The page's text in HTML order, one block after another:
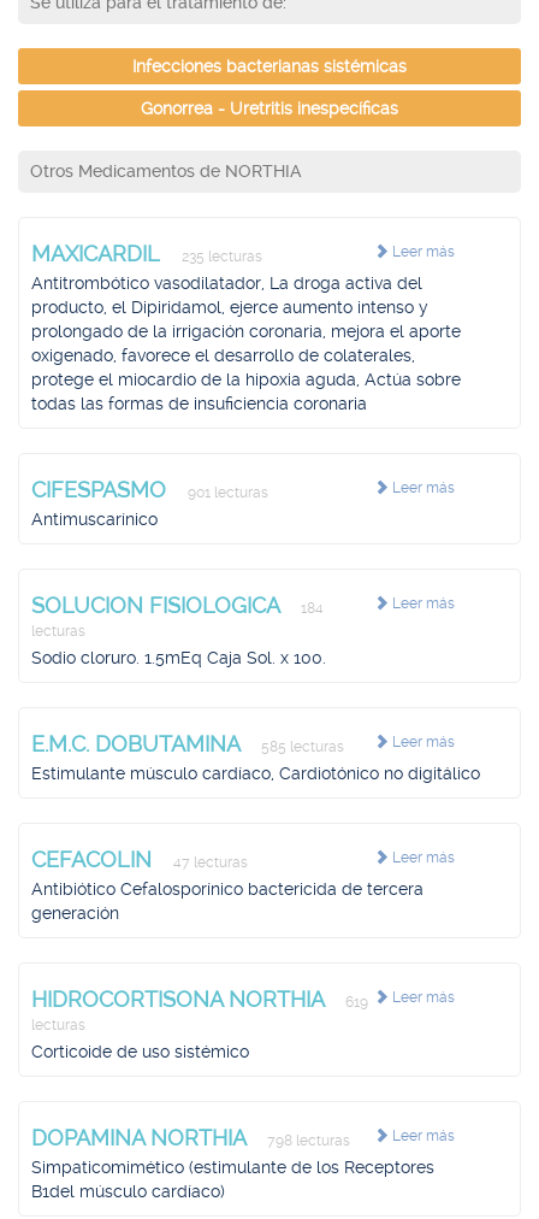
Infecciones bacterianas sistémicas
Gonorrea - Uretritis inespecíficas
Otros Medicamentos de NORTHIA
Leer más
MAXICARDIL 235 lecturas
Antitrombótico vasodilatador, La droga activa del
producto, el Dipiridamol, ejerce aumento intenso y
prolongado de la irrigación coronaria, mejora el aporte
oxigenado, favorece el desarrollo de colaterales,
protege el miocardio de la hipoxia aguda, Actúa sobre
todas las formas de insuficiencia coronaria
Leer más
CIFESPASMO 901 lecturas
Antimuscarínico
Leer más
SOLUCION FISIOLOGICA
184
lecturas
Sodio cloruro. 1.5mEq Caja Sol. x 100.
Leer más
E.M.C. DOBUTAMINA 585 lecturas
Estimulante músculo cardíaco, Cardiotónico no digitálico
Leer más
CEFACOLIN 47 lecturas
Antibiótico Cefalosporínico bactericida de tercera
generación
Leer más
HIDROCORTISONA NORTHIA
619
lecturas
Corticoide de uso sistémico
Leer más
DOPAMINA NORTHIA 798 lecturas
Simpaticomimético (estimulante de los Receptores
B1del músculo cardíaco)